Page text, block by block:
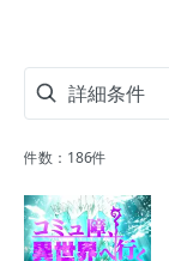
詳細条件
件数： 186件